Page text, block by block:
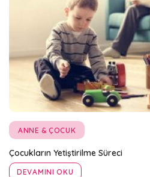
ANNE & ÇOCUK
Çocukların Yetiştirilme Süreci
DEVAMINI OKU